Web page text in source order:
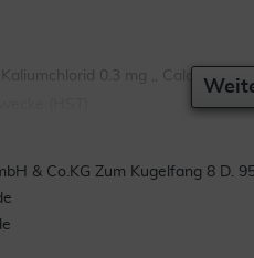
Kaliumchlorid 0.3 mg ,,
& Co.KG Zum Kugelfang 8 D.